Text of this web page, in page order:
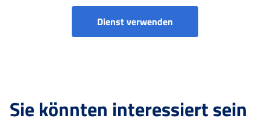
Dienst verwenden
Sie könnten interessiert sein